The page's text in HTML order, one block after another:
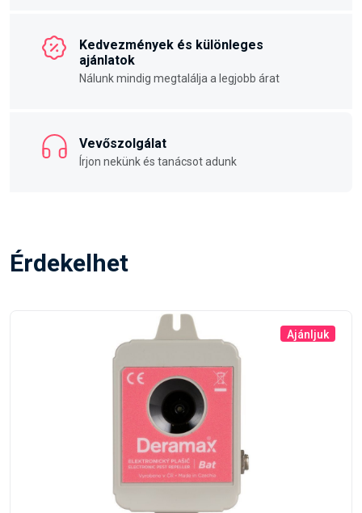
Kedvezmények és különleges
ajánlatok
Nálunk mindig megtalálja a legjobb árat
Vevőszolgálat
Írjon nekünk és tanácsot adunk
Érdekelhet
Ajánljuk